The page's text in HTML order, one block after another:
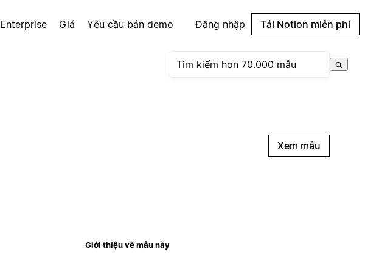
Enterprise Giá Yêu cầu bản demo Đăng nhập Tải Notion miễn phí
Xem mẫu
Giới thiệu về mẫu này